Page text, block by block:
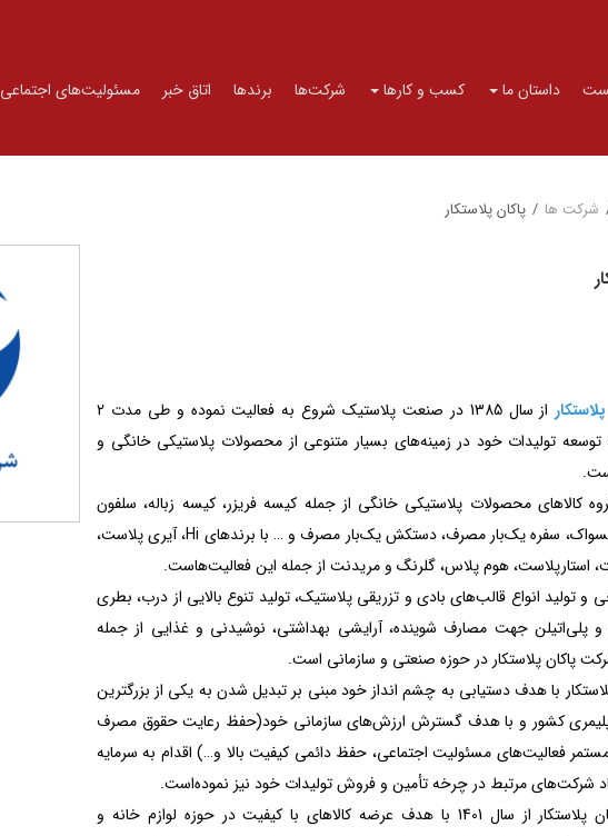
داستان ما کسب و کارها شرکت‌ها برندها اتاق خبر مسئولیت‌های اجتماعی
شرکت ها / پاکان پلاستکار
از سال 1385 در صنعت پلاستیک شروع به فعالیت نموده و طی مدت 2
تولیدات خود در زمینه‌های بسیار متنوعی از محصولات پلاستیکی خانگی و
کالاهای محصولات پلاستیکی خانگی از جمله کیسه فریزر، کیسه زباله، سلفون
محافظ غذا، مسواک، سفره یک‌بار مصرف، دستکش یک‌بار مصرف و … با برندهای Hi، آیری پلاست،
استارپلاست، هوم پلاس، گلرنگ و مریدنت از جمله این فعالیت‌هاست.
تولید انواع قالب‌های بادی و تزریقی پلاستیک، تولید تنوع بالایی از درب، بطری
پلی‌اتیلن جهت مصارف شوینده، آرایشی بهداشتی، نوشیدنی و غذایی از جمله
پاکان پلاستکار در حوزه صنعتی و سازمانی است.
با هدف دستیابی به چشم انداز خود مبنی بر تبدیل شدن به یکی از بزرگترین
کشور و با هدف گسترش ارزش‌های سازمانی خود(حفظ رعایت حقوق مصرف‌
مستمر فعالیت‌های مسئولیت اجتماعی، حفظ دائمی کیفیت بالا و…) اقدام به سرمایه
شرکت‌های مرتبط در چرخه تأمین و فروش تولیدات خود نیز نموده‌است.
• شرکت پاکان پلاستکار از سال 1401 با هدف عرضه کالاهای با کیفیت در حوزه لوازم خانه و